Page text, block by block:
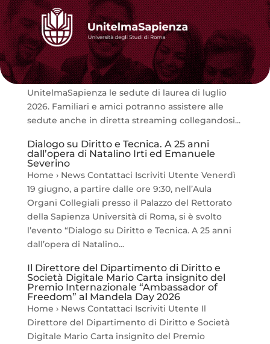
Sedute di Laurea luglio 2026
Home › News Contattaci Iscriviti Utente Da
lunedì 13 luglio a venerdì 24 luglio 2026 si
terranno presso la Sala Conferenze di
UnitelmaSapienza le sedute di laurea di luglio
2026. Familiari e amici potranno assistere alle
sedute anche in diretta streaming collegandosi...
Dialogo su Diritto e Tecnica. A 25 anni
dall’opera di Natalino Irti ed Emanuele
Severino
Home › News Contattaci Iscriviti Utente Venerdì
19 giugno, a partire dalle ore 9:30, nell’Aula
Organi Collegiali presso il Palazzo del Rettorato
della Sapienza Università di Roma, si è svolto
l’evento “Dialogo su Diritto e Tecnica. A 25 anni
dall’opera di Natalino...
Il Direttore del Dipartimento di Diritto e
Società Digitale Mario Carta insignito del
Premio Internazionale “Ambassador of
Freedom” al Mandela Day 2026
Home › News Contattaci Iscriviti Utente Il
Direttore del Dipartimento di Diritto e Società
Digitale Mario Carta insignito del Premio